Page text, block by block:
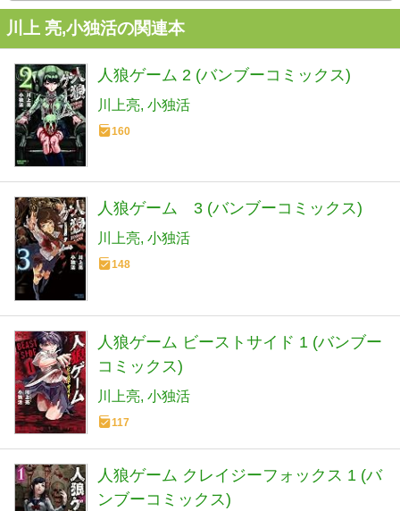
川上 亮,小独活の関連本
人狼ゲーム 2 (バンブーコミックス)
川上亮 小独活
160
人狼ゲーム 3 (バンブーコミックス)
川上亮 小独活
148
人狼ゲーム ビーストサイド 1 (バンブー
コミックス)
川上亮 小独活
117
人狼ゲーム クレイジーフォックス 1 (バ
ンブーコミックス)